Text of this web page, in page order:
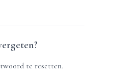
te resetten.